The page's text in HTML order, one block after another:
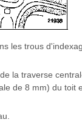
les trous
la traverse
de 8 mm) du toit